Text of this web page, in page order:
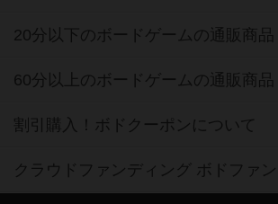
20分以下のボードゲームの通販商品
60分以上のボードゲームの通販商品
割引購入！ボドクーポンについて
クラウドファンディング ボドファン